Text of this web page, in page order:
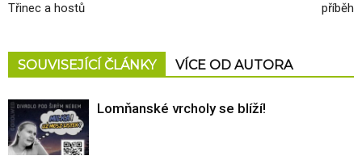
Třinec a hostů
příběh
SOUVISEJÍCÍ ČLÁNKY VÍCE OD AUTORA
Lomňanské vrcholy se blíží!